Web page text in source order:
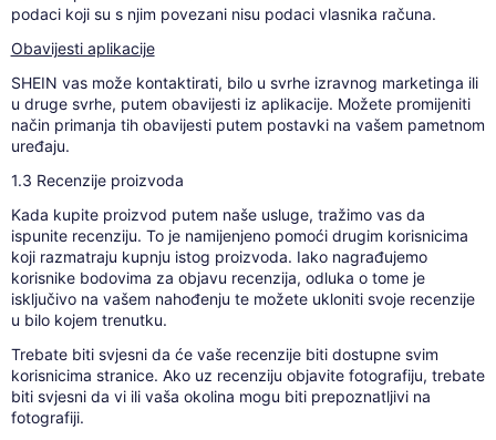
podaci koji su s njim povezani nisu podaci vlasnika računa.
Obavijesti aplikacije
SHEIN vas može kontaktirati, bilo u svrhe izravnog marketinga ili
u druge svrhe, putem obavijesti iz aplikacije. Možete promijeniti
način primanja tih obavijesti putem postavki na vašem pametnom
uređaju.
1.3 Recenzije proizvoda
Kada kupite proizvod putem naše usluge, tražimo vas da
ispunite recenziju. To je namijenjeno pomoći drugim korisnicima
koji razmatraju kupnju istog proizvoda. Iako nagrađujemo
korisnike bodovima za objavu recenzija, odluka o tome je
isključivo na vašem nahođenju te možete ukloniti svoje recenzije
u bilo kojem trenutku.
Trebate biti svjesni da će vaše recenzije biti dostupne svim
korisnicima stranice. Ako uz recenziju objavite fotografiju, trebate
biti svjesni da vi ili vaša okolina mogu biti prepoznatljivi na
fotografiji.